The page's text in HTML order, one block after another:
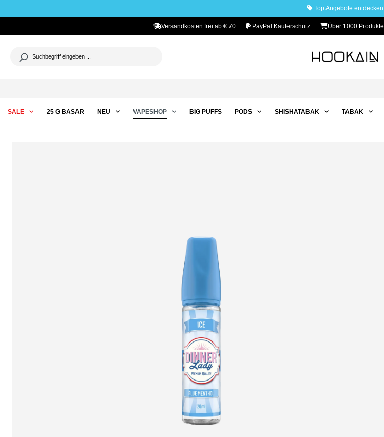
Top Angebote entdecken
Versandkosten frei ab € 70 PayPal Käuferschutz Über 1000 Produkte
SALE 25 G BASAR NEU VAPESHOP BIG PUFFS PODS SHISHATABAK TABAK